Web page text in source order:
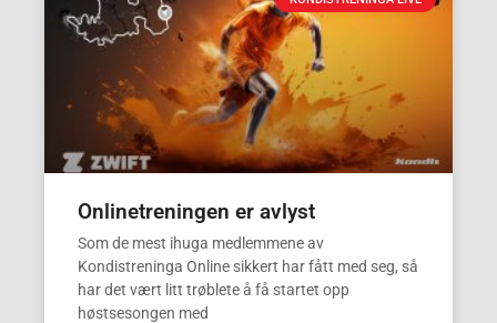
Onlinetreningen er avlyst
Som de mest ihuga medlemmene av
Kondistreninga Online sikkert har fått med seg, så
har det vært litt trøblete å få startet opp
høstsesongen med